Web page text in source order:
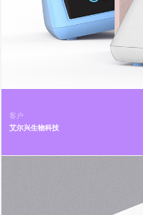
客户
艾尔兴生物科技